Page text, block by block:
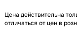
Цена действительна
отличаться от цен в